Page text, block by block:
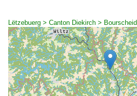
Lëtzebuerg > Canton Diekirch > Bourscheid